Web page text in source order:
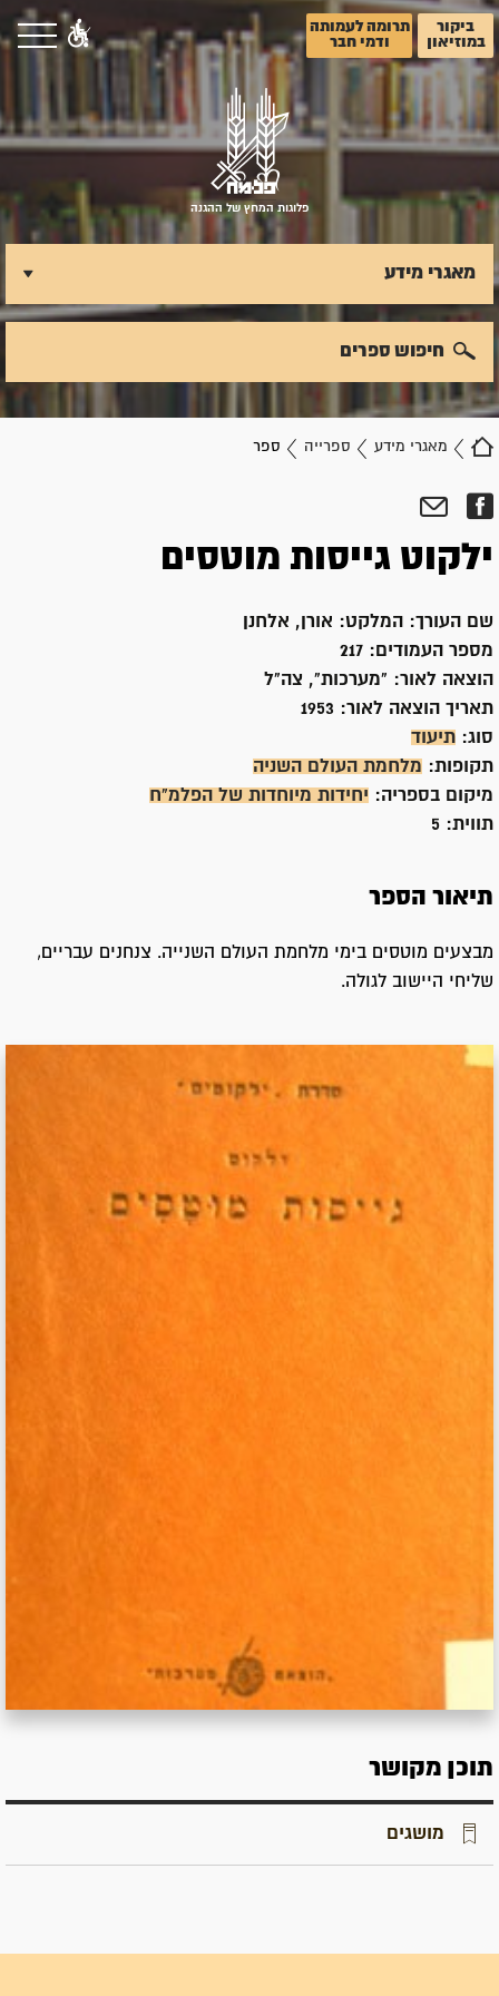
ביקור
במוזיאון
תרומה לעמותה
ודמי חבר
פלוגות המחץ של ההגנה
מאגרי מידע ספרייה ספר
מאגרי מידע
חיפוש ספרים
ילקוט גייסות מוטסים
שם העורך:
המלקט: אורן, אלחנן
מספר העמודים: 217
הוצאה לאור: "מערכות", צה"ל
תאריך הוצאה לאור:
סוג: תיעוד
תקופות: מלחמת העולם השניה
מיקום בספריה: יחידות מיוחדות של הפלמ"ח
תווית: 5
תיאור הספר
מבצעים מוטסים בימי מלחמת העולם השנייה. צנחנים עבריים,
שליחי היישוב לגולה.
תוכן מקושר
מושגים